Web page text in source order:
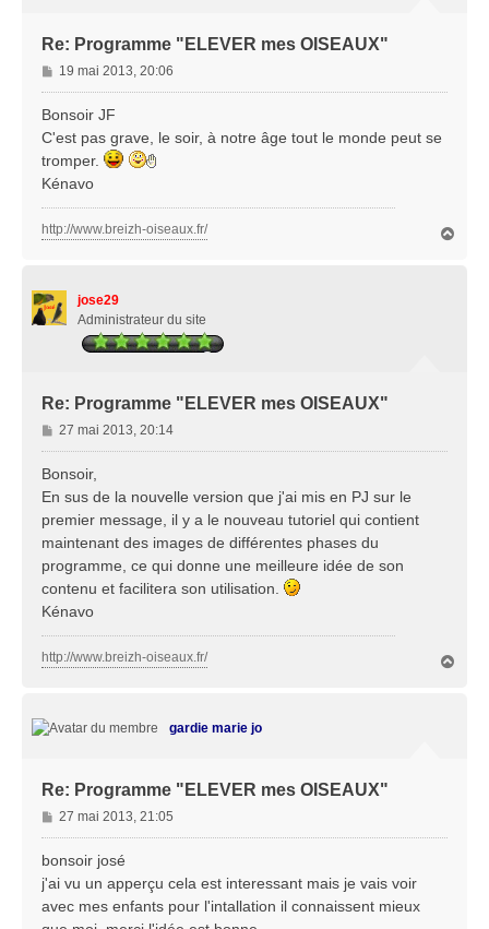
Re: Programme "ELEVER mes OISEAUX"
M
e
s
s
g
e
19 mai 2013, 20:06
Bonsoir JF
C'est pas grave, le soir, à notre âge tout le monde peut se
tromper.
Kénavo
http://www.breizh-oiseaux.fr/
jose29
Administrateur du site
Re: Programme "ELEVER mes OISEAUX"
M
e
s
a
g
e
27 mai 2013, 20:14
Bonsoir,
En sus de la nouvelle version que j'ai mis en PJ sur le
premier message, il y a le nouveau tutoriel qui contient
maintenant des images de différentes phases du
programme, ce qui donne une meilleure idée de son
contenu et facilitera son utilisation.
Kénavo
http://www.breizh-oiseaux.fr/
gardie marie jo
Re: Programme "ELEVER mes OISEAUX"
M
e
a
g
27 mai 2013, 21:05
bonsoir josé
j'ai vu un apperçu cela est interessant mais je vais voir
avec mes enfants pour l'intallation il connaissent mieux